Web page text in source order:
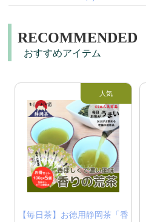
RECOMMENDED
おすすめアイテム
【毎日茶】お徳用静岡茶「香